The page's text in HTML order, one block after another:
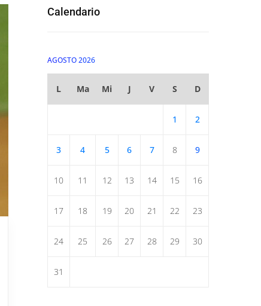
Calendario
AGOSTO 2026
L Ma Mi J V S D
1 2
3 4 5 6 7 8 9
10 11 12 13 14 15 16
17 18 19 20 21 22 23
24 25 26 27 28 29 30
31